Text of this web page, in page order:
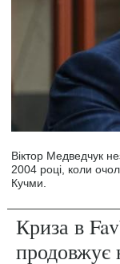
Віктор Медведчук
2004 році, коли
Кучми.
Криза в
продовжує